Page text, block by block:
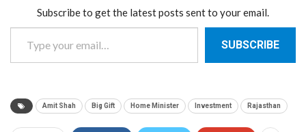
Subscribe to get the latest posts sent to your email.
Type your email…
SUBSCRIBE
Amit Shah Big Gift Home Minister Investment Rajasthan